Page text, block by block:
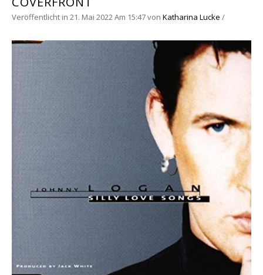
Veröffentlicht in 21. Mai 2022 Am 15:47von Katharina Lucke /